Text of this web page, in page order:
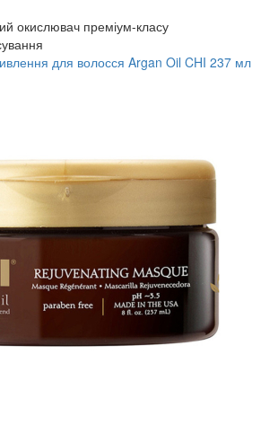
окислювач преміум-класу
для волосся Argan Oil CHI 237 мл